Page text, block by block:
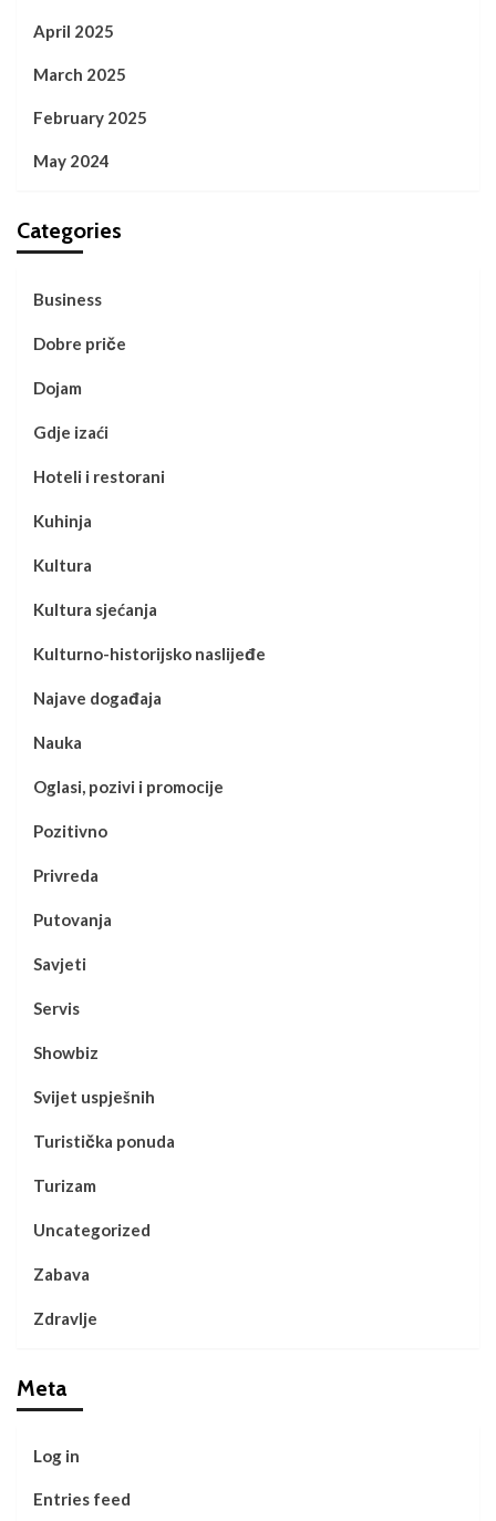
April 2025
March 2025
February 2025
May 2024
Categories
Business
Dobre priče
Dojam
Gdje izaći
Hoteli i restorani
Kuhinja
Kultura
Kultura sjećanja
Kulturno-historijsko naslijeđe
Najave događaja
Nauka
Oglasi, pozivi i promocije
Pozitivno
Privreda
Putovanja
Savjeti
Servis
Showbiz
Svijet uspješnih
Turistička ponuda
Turizam
Uncategorized
Zabava
Zdravlje
Meta
Log in
Entries feed